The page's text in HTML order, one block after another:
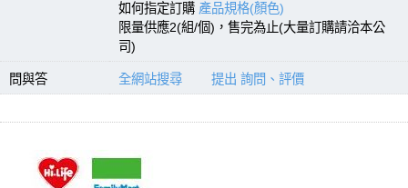
如何指定訂購 產品規格(顏色)
限量供應2(組/個)，售完為止(大量訂購請洽本公
司)
問與答 全網站搜尋 提出 詢問、評價